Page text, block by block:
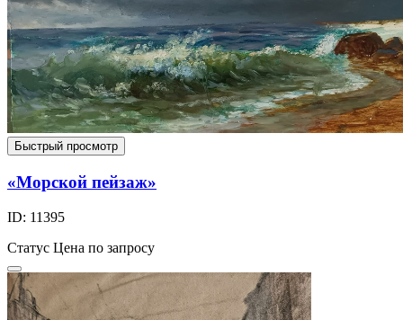
Быстрый просмотр
«Морской пейзаж»
ID: 11395
Статус Цена по запросу